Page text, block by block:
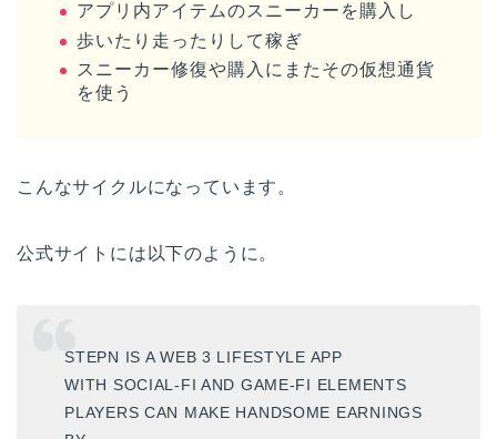
アプリ内アイテムのスニーカーを購入し
歩いたり走ったりして稼ぎ
スニーカー修復や購入にまたその仮想通貨
を使う
こんなサイクルになっています。
公式サイトには以下のように。
STEPN IS A WEB 3 LIFESTYLE APP
WITH SOCIAL-FI AND GAME-FI ELEMENTS
PLAYERS CAN MAKE HANDSOME EARNINGS